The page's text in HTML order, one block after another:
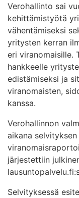
Verohallinto sai
kehittämistyötä
vähentämiseksi
yritysten kerran
eri viranomaisille.
hankkeelle
edistämiseksi ja
viranomaisten,
kanssa.
Verohallinnon
aikana
järjestettiin
Selvityksessä